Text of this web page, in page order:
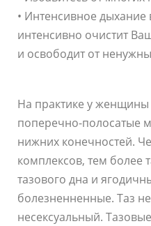
• Интенсивное дыхание
интенсивно очистит
и освободит от
На практике у женщины
поперечно-полосатые
нижних конечностей.
комплексов, тем более
тазового дна и
болезненненные. Таз
несексуальный.